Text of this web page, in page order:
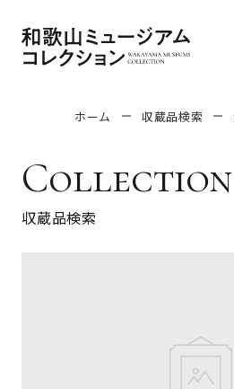
ホーム 収蔵品検索
Collection
収蔵品検索